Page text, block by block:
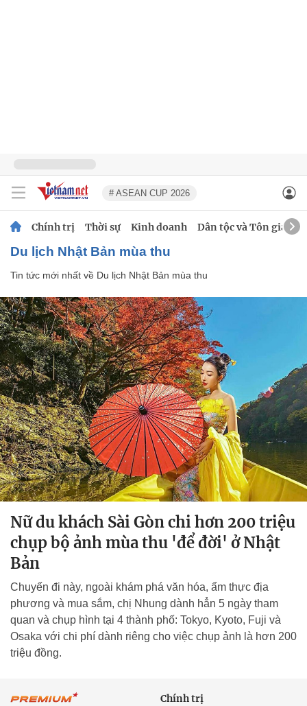
# ASEAN CUP 2026
Chính trị Thời sự Kinh doanh Dân tộc và Tôn giáo
Du lịch Nhật Bản mùa thu
Tin tức mới nhất về Du lịch Nhật Bản mùa thu
Nữ du khách Sài Gòn chi hơn 200 triệu
chụp bộ ảnh mùa thu 'để đời' ở Nhật
Bản
Chuyến đi này, ngoài khám phá văn hóa, ẩm thực địa
phương và mua sắm, chị Nhung dành hẳn 5 ngày tham
quan và chụp hình tại 4 thành phố: Tokyo, Kyoto, Fuji và
Osaka với chi phí dành riêng cho việc chụp ảnh là hơn 200
triệu đồng.
Chính trị